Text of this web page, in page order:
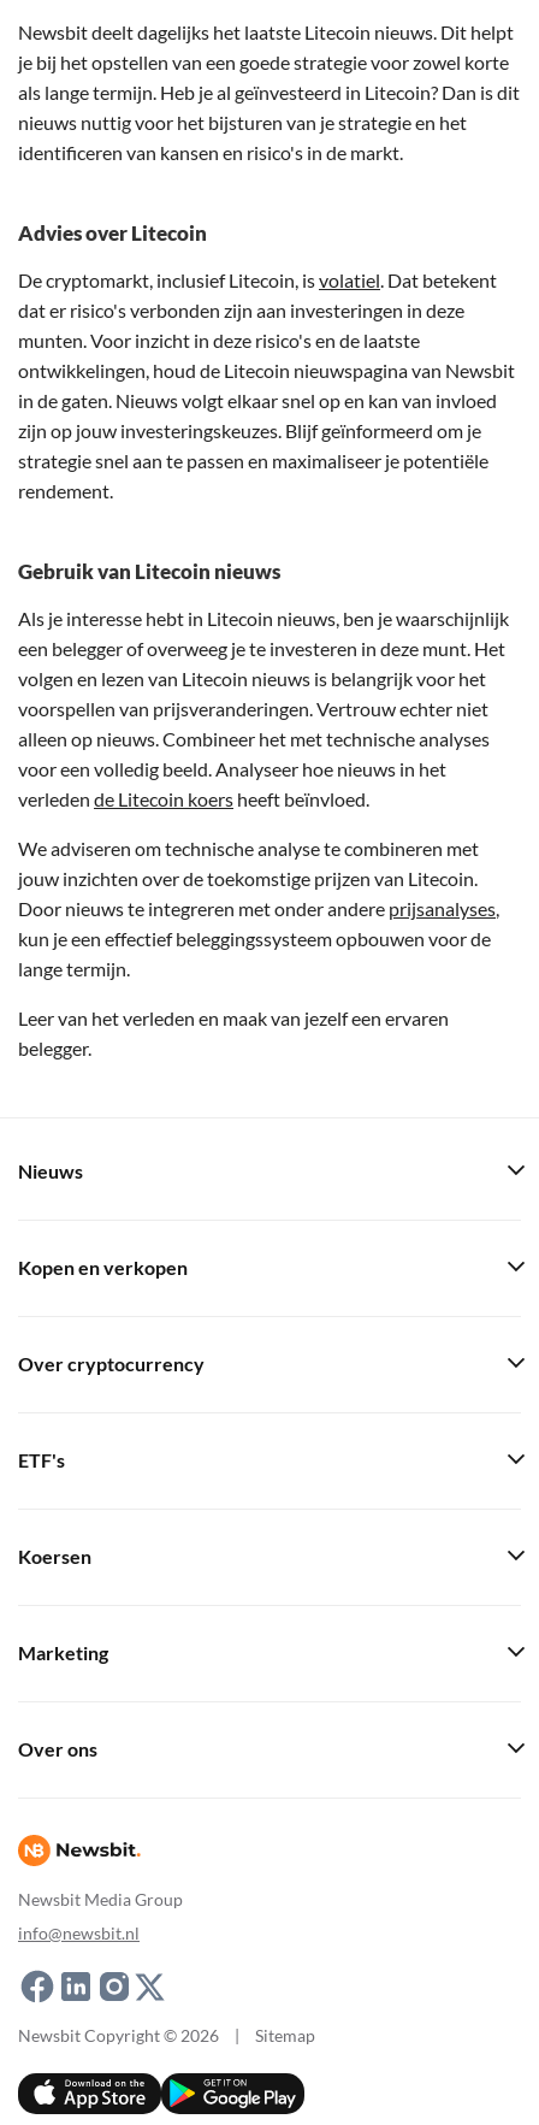
Newsbit deelt dagelijks het laatste Litecoin nieuws. Dit helpt
je bij het opstellen van een goede strategie voor zowel korte
als lange termijn. Heb je al geïnvesteerd in Litecoin? Dan is dit
nieuws nuttig voor het bijsturen van je strategie en het
identificeren van kansen en risico's in de markt.
Advies over Litecoin
De cryptomarkt, inclusief Litecoin, isvolatiel. Dat betekent
dat er risico's verbonden zijn aan investeringen in deze
munten. Voor inzicht in deze risico's en de laatste
ontwikkelingen, houd de Litecoin nieuwspagina van Newsbit
in de gaten. Nieuws volgt elkaar snel op en kan van invloed
zijn op jouw investeringskeuzes. Blijf geïnformeerd om je
strategie snel aan te passen en maximaliseer je potentiële
rendement.
Gebruik van Litecoin nieuws
Als je interesse hebt in Litecoin nieuws, ben je waarschijnlijk
een belegger of overweeg je te investeren in deze munt. Het
volgen en lezen van Litecoin nieuws is belangrijk voor het
voorspellen van prijsveranderingen. Vertrouw echter niet
alleen op nieuws. Combineer het met technische analyses
voor een volledig beeld. Analyseer hoe nieuws in het
verleden de Litecoin koers heeft beïnvloed.
We adviseren om technische analyse te combineren met
jouw inzichten over de toekomstige prijzen van Litecoin.
Door nieuws te integreren met onder andere prijsanalyses,
kun je een effectief beleggingssysteem opbouwen voor de
lange termijn.
Leer van het verleden en maak van jezelf een ervaren
belegger.
Newsbit Media Group
info@newsbit.nl
Nieuws
Kopen en verkopen
Over cryptocurrency
ETF's
Koersen
Marketing
Over ons
Newsbit Copyright © 2026 | Sitemap